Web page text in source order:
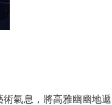
氣息，將高雅幽幽地遞